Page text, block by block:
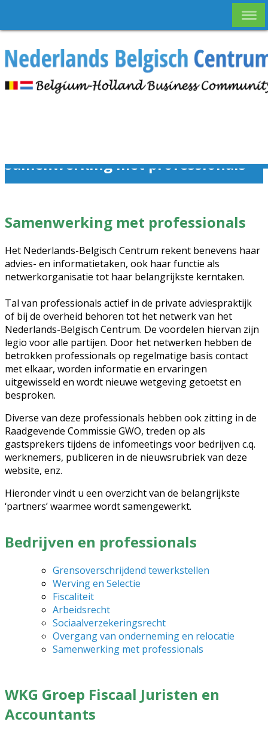
Samenwerking met professionals
Samenwerking met professionals
Het Nederlands-Belgisch Centrum rekent benevens haar
advies- en informatietaken, ook haar functie als
netwerkorganisatie tot haar belangrijkste kerntaken.
Tal van professionals actief in de private adviespraktijk
of bij de overheid behoren tot het netwerk van het
Nederlands-Belgisch Centrum. De voordelen hiervan zijn
legio voor alle partijen. Door het netwerken hebben de
betrokken professionals op regelmatige basis contact
met elkaar, worden informatie en ervaringen
uitgewisseld en wordt nieuwe wetgeving getoetst en
besproken.
Diverse van deze professionals hebben ook zitting in de
Raadgevende Commissie GWO, treden op als
gastsprekers tijdens de infomeetings voor bedrijven c.q.
werknemers, publiceren in de nieuwsrubriek van deze
website, enz.
Hieronder vindt u een overzicht van de belangrijkste
‘partners’ waarmee wordt samengewerkt.
Bedrijven en professionals
Grensoverschrijdend tewerkstellen
Werving en Selectie
Fiscaliteit
Arbeidsrecht
Sociaalverzekeringsrecht
Overgang van onderneming en relocatie
Samenwerking met professionals
WKG Groep Fiscaal Juristen en
Accountants